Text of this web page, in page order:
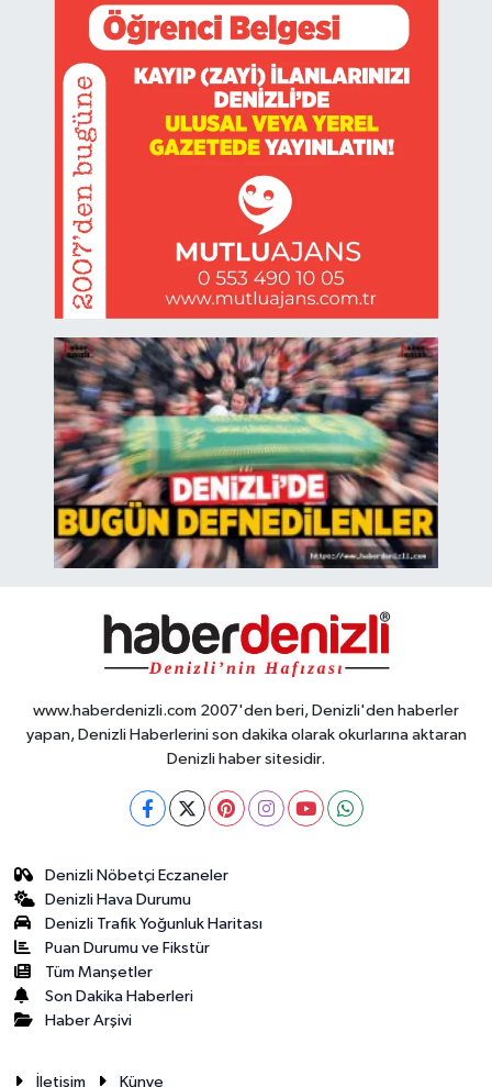
www.haberdenizli.com 2007'den beri, Denizli'den haberler
yapan, Denizli Haberlerini son dakika olarak okurlarına aktaran
Denizli haber sitesidir.
Denizli Nöbetçi Eczaneler
Denizli Hava Durumu
Denizli Trafik Yoğunluk Haritası
Puan Durumu ve Fikstür
Tüm Manşetler
Son Dakika Haberleri
Haber Arşivi
İletisim Künye